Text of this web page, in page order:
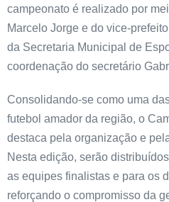
campeonato é realizado por
Marcelo Jorge e do vice-
da Secretaria Municipal de
coordenação do secretário
Consolidando-se como uma
futebol amador da região, o
destaca pela organização e
Nesta edição, serão
as equipes finalistas e para os
reforçando o compromisso da